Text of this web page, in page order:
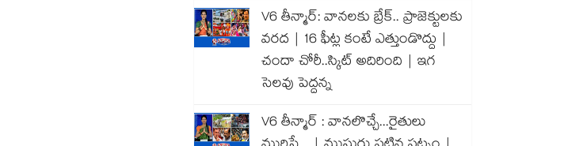
V6 తీన్మార్: వానలకు బ్రేక్.. ప్రాజెక్టులకు
వరద | 16 ఫీట్ల కంటే ఎత్తుండొద్దు |
చందా చోరీ..స్కిట్ అదిరింది | ఇగ
సెలవు పెద్దన్న
V6 తీన్మార్ : వానలొచ్చే...రైతులు